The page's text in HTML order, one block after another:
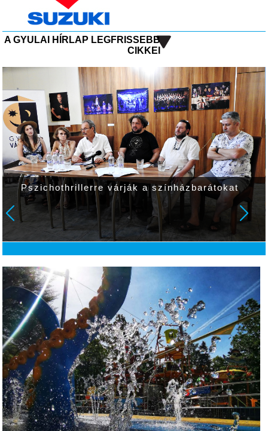
A GYULAI HÍRLAP LEGFRISSEBB
CIKKEI
Pszichothrillerre várják a színházbarátokat